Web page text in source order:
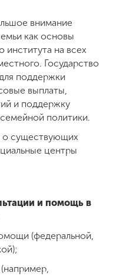
внимание
как основы
на всех
Государство
поддержки
выплаты,
и поддержку
политики.
о существующих
центры
и помощь в
(федеральной,